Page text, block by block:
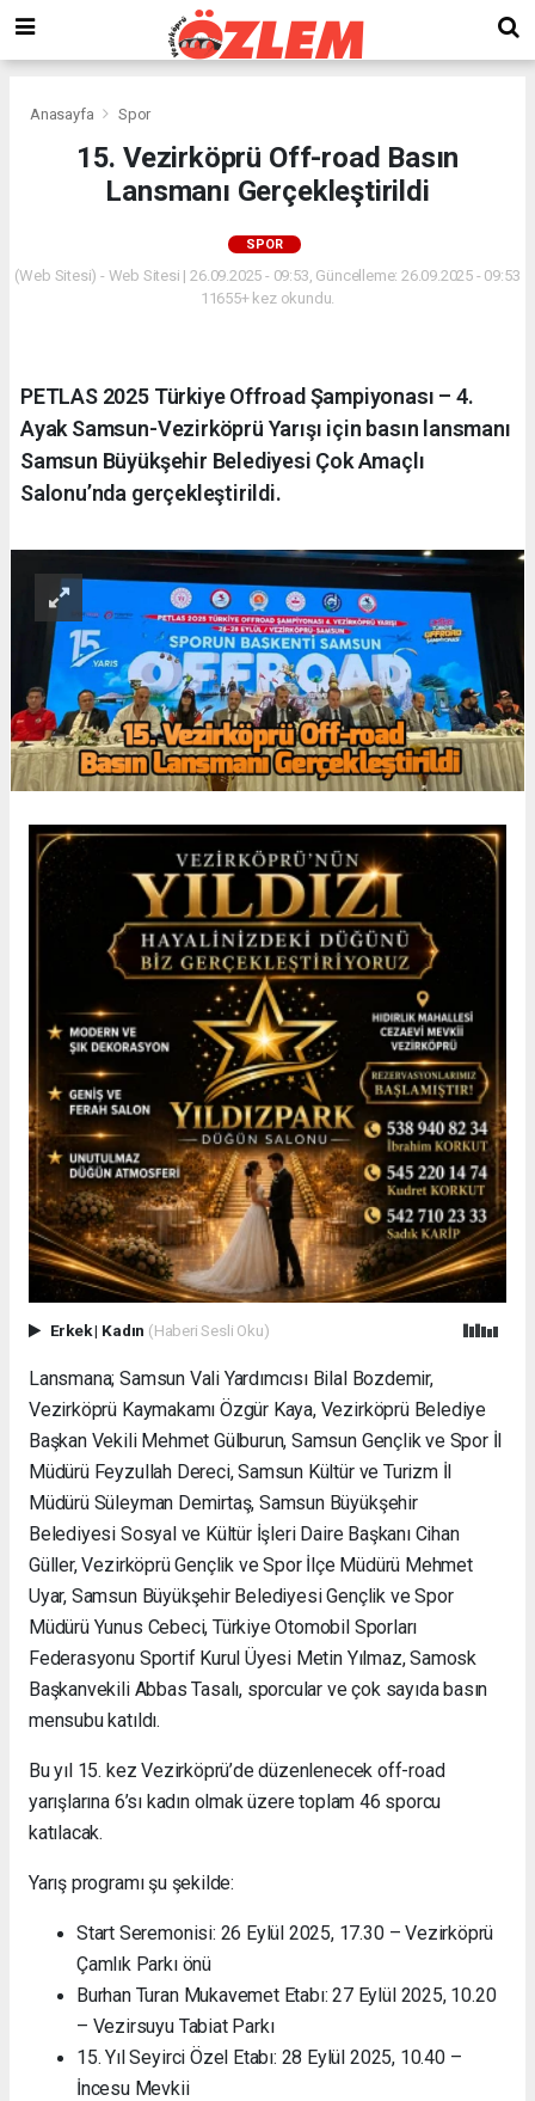
Anasayfa Spor
15. Vezirköprü Off-road Basın
Lansmanı Gerçekleştirildi
SPOR
(Web Sitesi) - Web Sitesi | 26.09.2025 - 09:53, Güncelleme: 26.09.2025 - 09:53
11655+ kez okundu.
PETLAS 2025 Türkiye Offroad Şampiyonası – 4.
Ayak Samsun-Vezirköprü Yarışı için basın lansmanı
Samsun Büyükşehir Belediyesi Çok Amaçlı
Salonu’nda gerçekleştirildi.
Erkek| Kadın (Haberi Sesli Oku)
Lansmana; Samsun Vali Yardımcısı Bilal Bozdemir,
Vezirköprü Kaymakamı Özgür Kaya, Vezirköprü Belediye
Başkan Vekili Mehmet Gülburun, Samsun Gençlik ve Spor İl
Müdürü Feyzullah Dereci, Samsun Kültür ve Turizm İl
Müdürü Süleyman Demirtaş, Samsun Büyükşehir
Belediyesi Sosyal ve Kültür İşleri Daire Başkanı Cihan
Güller, Vezirköprü Gençlik ve Spor İlçe Müdürü Mehmet
Uyar, Samsun Büyükşehir Belediyesi Gençlik ve Spor
Müdürü Yunus Cebeci, Türkiye Otomobil Sporları
Federasyonu Sportif Kurul Üyesi Metin Yılmaz, Samosk
Başkanvekili Abbas Tasalı, sporcular ve çok sayıda basın
mensubu katıldı.
Bu yıl 15. kez Vezirköprü’de düzenlenecek off-road
yarışlarına 6’sı kadın olmak üzere toplam 46 sporcu
katılacak.
Yarış programı şu şekilde:
Start Seremonisi: 26 Eylül 2025, 17.30 – Vezirköprü
Çamlık Parkı önü
Burhan Turan Mukavemet Etabı: 27 Eylül 2025, 10.20
– Vezirsuyu Tabiat Parkı
15. Yıl Seyirci Özel Etabı: 28 Eylül 2025, 10.40 –
İncesu Mevkii